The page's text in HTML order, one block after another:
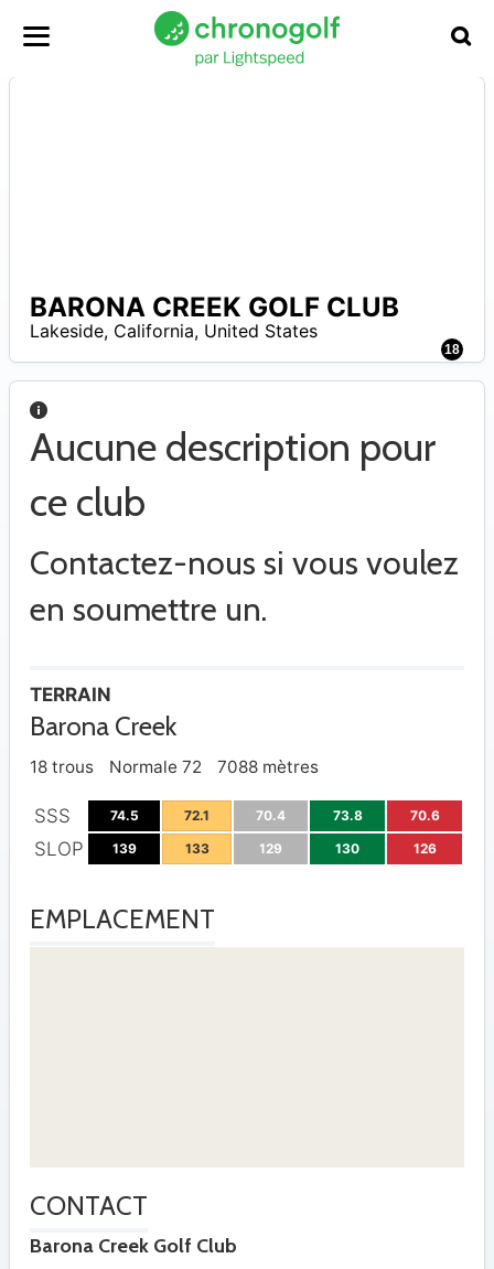
18
BARONA CREEK GOLF CLUB
Lakeside, California, United States
Aucune description pour
ce club
Contactez-nous si vous voulez
en soumettre un.
TERRAIN
Barona Creek
18 trous Normale 72 7088 mètres
SSS 74.5 72.1 70.4 73.8 70.6
SLOP 139 133 129 130 126
EMPLACEMENT
CONTACT
Barona Creek Golf Club